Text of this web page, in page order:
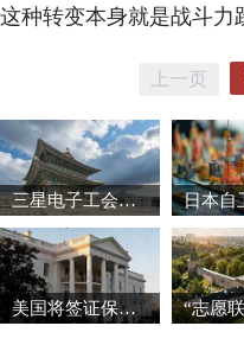
这种转变本身就是战斗力
上一页
三星电子工会暂缓罢工 韩国股市强劲反弹
美国将签证保证金国家名单扩大至38国